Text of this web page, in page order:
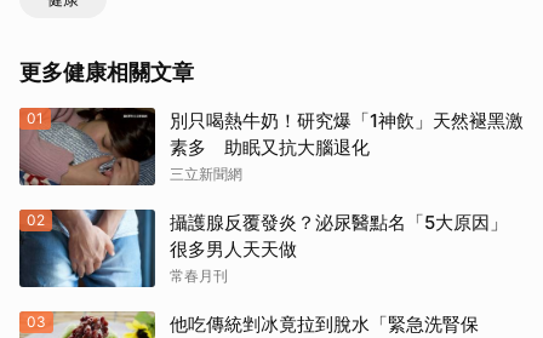
更多健康相關文章
01
別只喝熱牛奶！研究爆「1神飲」天然褪黑激
素多 助眠又抗大腦退化
三立新聞網
02
攝護腺反覆發炎？泌尿醫點名「5大原因」
很多男人天天做
常春月刊
03 他吃傳統剉冰竟拉到脫水「緊急洗腎保